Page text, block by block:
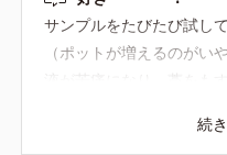
サンプルをたびたび試し
（ポットが増えるのが
求めていた使用感。 さ
続